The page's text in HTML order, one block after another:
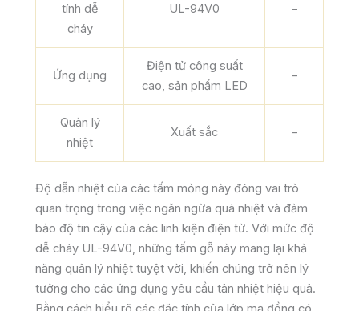
tính dễ
cháy
UL-94V0 –
Ứng dụng
Điện tử công suất
cao, sản phẩm LED
–
Quản lý
nhiệt
Xuất sắc –
Độ dẫn nhiệt của các tấm mỏng này đóng vai trò
quan trọng trong việc ngăn ngừa quá nhiệt và đảm
bảo độ tin cậy của các linh kiện điện tử. Với mức độ
dễ cháy UL-94V0, những tấm gỗ này mang lại khả
năng quản lý nhiệt tuyệt vời, khiến chúng trở nên lý
tưởng cho các ứng dụng yêu cầu tản nhiệt hiệu quả.